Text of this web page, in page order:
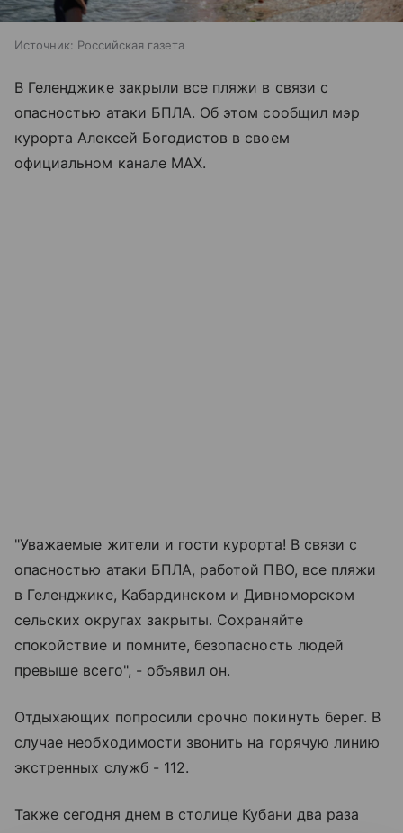
Источник: Российская газета
В Геленджике закрыли все пляжи в связи с
опасностью атаки БПЛА. Об этом сообщил мэр
курорта Алексей Богодистов в своем
официальном канале MAX.
"Уважаемые жители и гости курорта! В связи с
опасностью атаки БПЛА, работой ПВО, все пляжи
в Геленджике, Кабардинском и Дивноморском
сельских округах закрыты. Сохраняйте
спокойствие и помните, безопасность людей
превыше всего", - объявил он.
Отдыхающих попросили срочно покинуть берег. В
случае необходимости звонить на горячую линию
экстренных служб - 112.
Также сегодня днем в столице Кубани два раза